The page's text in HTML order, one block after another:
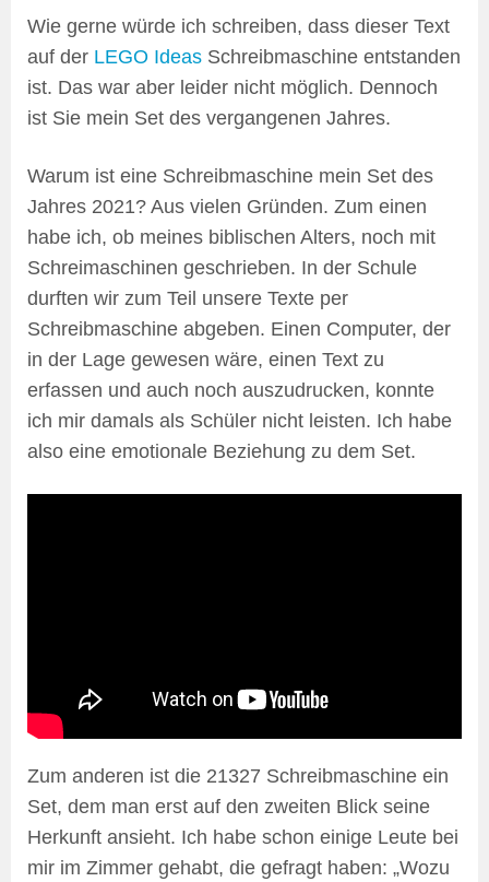
Wie gerne würde ich schreiben, dass dieser Text
auf der LEGO Ideas Schreibmaschine entstanden
ist. Das war aber leider nicht möglich. Dennoch
ist Sie mein Set des vergangenen Jahres.
Warum ist eine Schreibmaschine mein Set des
Jahres 2021? Aus vielen Gründen. Zum einen
habe ich, ob meines biblischen Alters, noch mit
Schreimaschinen geschrieben. In der Schule
durften wir zum Teil unsere Texte per
Schreibmaschine abgeben. Einen Computer, der
in der Lage gewesen wäre, einen Text zu
erfassen und auch noch auszudrucken, konnte
ich mir damals als Schüler nicht leisten. Ich habe
also eine emotionale Beziehung zu dem Set.
Zum anderen ist die 21327 Schreibmaschine ein
Set, dem man erst auf den zweiten Blick seine
Herkunft ansieht. Ich habe schon einige Leute bei
mir im Zimmer gehabt, die gefragt haben: „Wozu